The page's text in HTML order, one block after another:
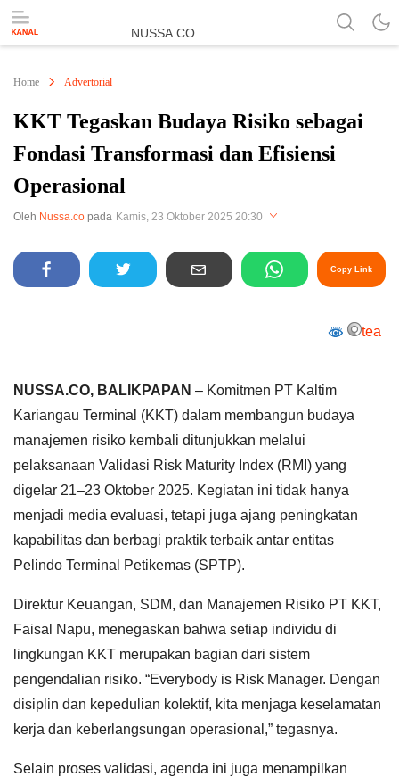
NUSSA.CO
Home Advertorial
KKT Tegaskan Budaya Risiko sebagai
Fondasi Transformasi dan Efisiensi
Operasional
Oleh Nussa.co pada Kamis, 23 Oktober 2025 20:30
Copy Link
tea
NUSSA.CO, BALIKPAPAN – Komitmen PT Kaltim
Kariangau Terminal (KKT) dalam membangun budaya
manajemen risiko kembali ditunjukkan melalui
pelaksanaan Validasi Risk Maturity Index (RMI) yang
digelar 21–23 Oktober 2025. Kegiatan ini tidak hanya
menjadi media evaluasi, tetapi juga ajang peningkatan
kapabilitas dan berbagi praktik terbaik antar entitas
Pelindo Terminal Petikemas (SPTP).
Direktur Keuangan, SDM, dan Manajemen Risiko PT KKT,
Faisal Napu, menegaskan bahwa setiap individu di
lingkungan KKT merupakan bagian dari sistem
pengendalian risiko. “Everybody is Risk Manager. Dengan
disiplin dan kepedulian kolektif, kita menjaga keselamatan
kerja dan keberlangsungan operasional,” tegasnya.
Selain proses validasi, agenda ini juga menampilkan